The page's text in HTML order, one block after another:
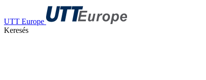
UTT Europe
Keresés